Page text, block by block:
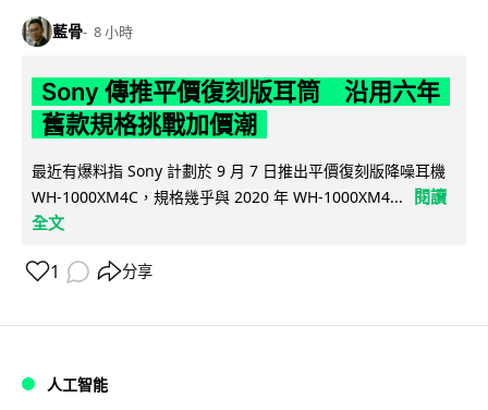
藍骨 8 小時
Sony 傳推平價復刻版耳筒 沿用六年
舊款規格挑戰加價潮
最近有爆料指 Sony 計劃於 9 月 7 日推出平價復刻版降噪耳機
WH-1000XM4C，規格幾乎與 2020 年 WH-1000XM4...
閱讀
全文
1 分享
人工智能